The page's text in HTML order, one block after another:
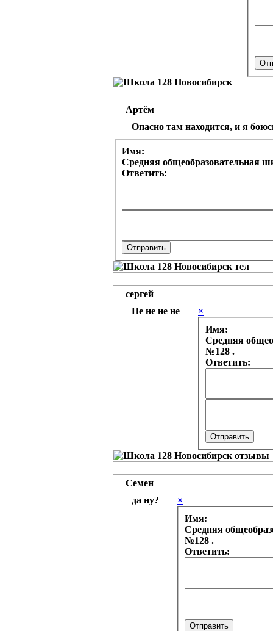
Артём
Опасно там находится, и я
Имя:
Средняя общеобразовательная
Ответить:
сергей
Не не не не
×
Имя:
Средняя
№128 .
Ответить:
Семен
да ну?
×
Имя:
Средняя
№128 .
Ответить: